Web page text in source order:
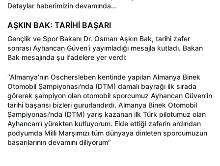
Detaylar haberimizin devamında...
AŞKIN BAK: TARİHİ BAŞARI
Gençlik ve Spor Bakanı Dr. Osman Aşkın Bak, tarihi zafer
sonrası Ayhancan Güven’i yayımladığı mesajla kutladı. Bakan
Bak mesajında şu ifadelere yer verdi:
“Almanya’nın Oschersleben kentinde yapılan Almanya Binek
Otomobil Şampiyonası'nda (DTM) damalı bayrağı ilk sırada
görerek şampiyon olan otomobil sporcumuz Ayhancan Güven’in
tarihi başarısı bizleri gururlandırdı. Almanya Binek Otomobil
Şampiyonası'nda (DTM) yarış kazanan ilk Türk pilotumuz olan
Ayhancan’ı yürekten kutluyorum. Elde ettiği zaferin ardından
podyumda Milli Marşımızı tüm dünyaya dinleten sporcumuzun
başarılarının devamını diliyorum”